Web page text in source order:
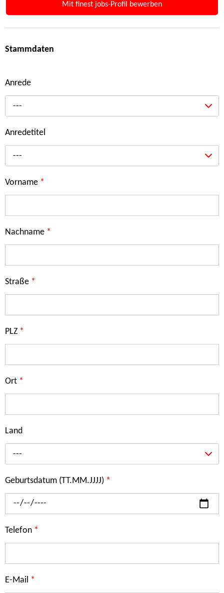
Mit finest jobs-Profil bewerben
Stammdaten
Anrede
---
Anredetitel
---
Vorname *
Nachname *
Straße *
PLZ *
Ort *
Land
---
Geburtsdatum (TT.MM.JJJJ) *
Telefon *
E-Mail *